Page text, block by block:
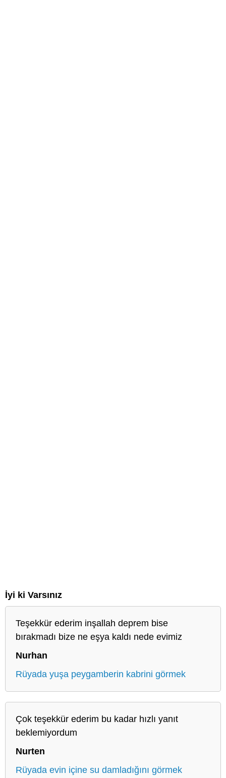
İyi ki Varsınız
Teşekkür ederim inşallah deprem bise
bırakmadı bize ne eşya kaldı nede evimiz
Nurhan
Rüyada yuşa peygamberin kabrini görmek
Çok teşekkür ederim bu kadar hızlı yanıt
beklemiyordum
Nurten
Rüyada evin içine su damladığını görmek